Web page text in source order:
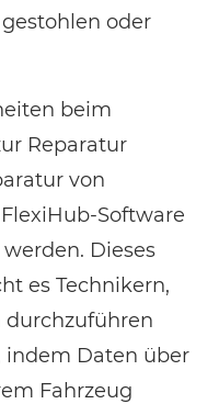
oder
beim
Reparatur
von
Software
Dieses
es Technikern,
durchzuführen
indem Daten über
Fahrzeug